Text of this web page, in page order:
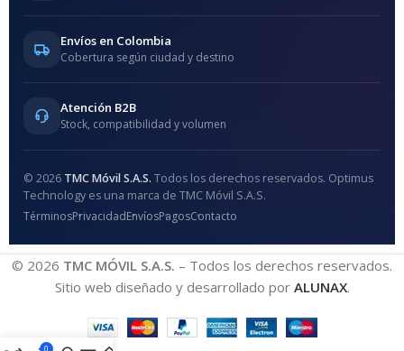
Envíos en Colombia
Cobertura según ciudad y destino
Atención B2B
Stock, compatibilidad y volumen
© 2026 TMC Móvil S.A.S. Todos los derechos reservados. Optimus
Technology es una marca de TMC Móvil S.A.S.
TérminosPrivacidadEnvíosPagosContacto
© 2026 TMC MÓVIL S.A.S. – Todos los derechos reservados.
Sitio web diseñado y desarrollado por ALUNAX.